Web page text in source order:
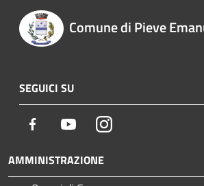
Comune di Pieve
SEGUICI SU
Facebook YoutubeInstagram
AMMINISTRAZIONE